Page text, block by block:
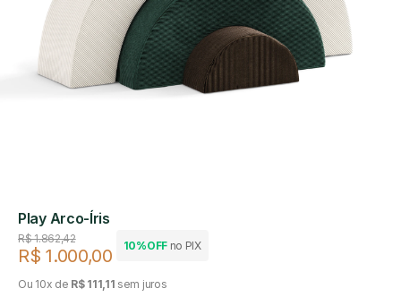
Play Arco-Íris
Preço regular
R$ 1.862,42
Preço de venda
R$ 1.000,00 10%OFFno PIX
Ou 10x de R$ 111,11 sem juros